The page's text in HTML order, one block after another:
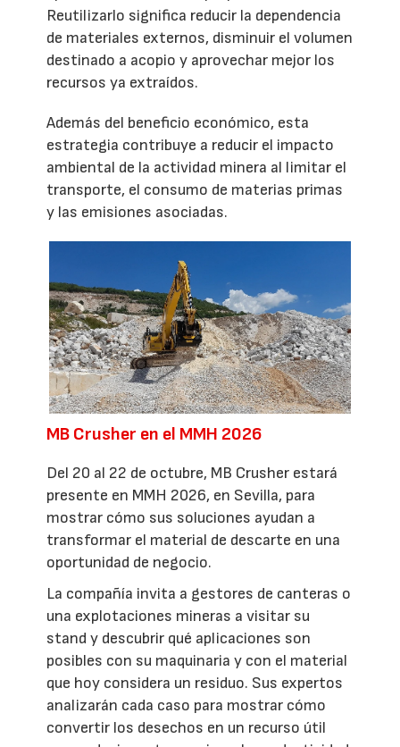
Reutilizarlo significa reducir la dependencia
de materiales externos, disminuir el volumen
destinado a acopio y aprovechar mejor los
recursos ya extraídos.
Además del beneficio económico, esta
estrategia contribuye a reducir el impacto
ambiental de la actividad minera al limitar el
transporte, el consumo de materias primas
y las emisiones asociadas.
MB Crusher en el MMH 2026
Del 20 al 22 de octubre, MB Crusher estará
presente en MMH 2026, en Sevilla, para
mostrar cómo sus soluciones ayudan a
transformar el material de descarte en una
oportunidad de negocio.
La compañía invita a gestores de canteras o
una explotaciones mineras a visitar su
stand y descubrir qué aplicaciones son
posibles con su maquinaria y con el material
que hoy considera un residuo. Sus expertos
analizarán cada caso para mostrar cómo
convertir los desechos en un recurso útil